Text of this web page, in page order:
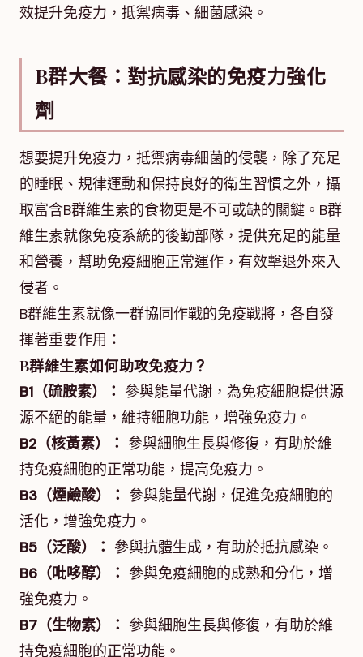
效提升免疫力，抵禦病毒、細菌感染。
B群大餐：對抗感染的免疫力強化
劑
想要提升免疫力，抵禦病毒細菌的侵襲，除了充足
的睡眠、規律運動和保持良好的衛生習慣之外，攝
取富含B群維生素的食物更是不可或缺的關鍵。B群
維生素就像免疫系統的後勤部隊，提供充足的能量
和營養，幫助免疫細胞正常運作，有效擊退外來入
侵者。
B群維生素就像一群協同作戰的免疫戰將，各自發
揮著重要作用：
B群維生素如何助攻免疫力？
B1（硫胺素）： 參與能量代謝，為免疫細胞提供源
源不絕的能量，維持細胞功能，增強免疫力。
B2（核黃素）： 參與細胞生長與修復，有助於維
持免疫細胞的正常功能，提高免疫力。
B3（煙鹼酸）： 參與能量代謝，促進免疫細胞的
活化，增強免疫力。
B5（泛酸）： 參與抗體生成，有助於抵抗感染。
B6（吡哆醇）： 參與免疫細胞的成熟和分化，增
強免疫力。
B7（生物素）： 參與細胞生長與修復，有助於維
持免疫細胞的正常功能。